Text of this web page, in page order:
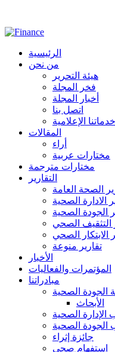
الرئيسية
من نحن
هيئة التحرير
فخر المجلة
أخبار المجلة
اتصل بنا
خدماتنا الإعلامية
المقالات
أراء
مختارات عربية
مختارات مترجمة
التقارير
الصحة العامة
الادارة الصحية
الجودة الصحية
التثقيف الصحي
الابتكار الصحي
تقارير منوعة
الأخبار
المؤتمرات والفعاليات
مبادراتنا
الجودة الصحية
الأبحاث
الإدارة الصحية
الجودة الصحية
جائزة إثراء
استفهام صحي